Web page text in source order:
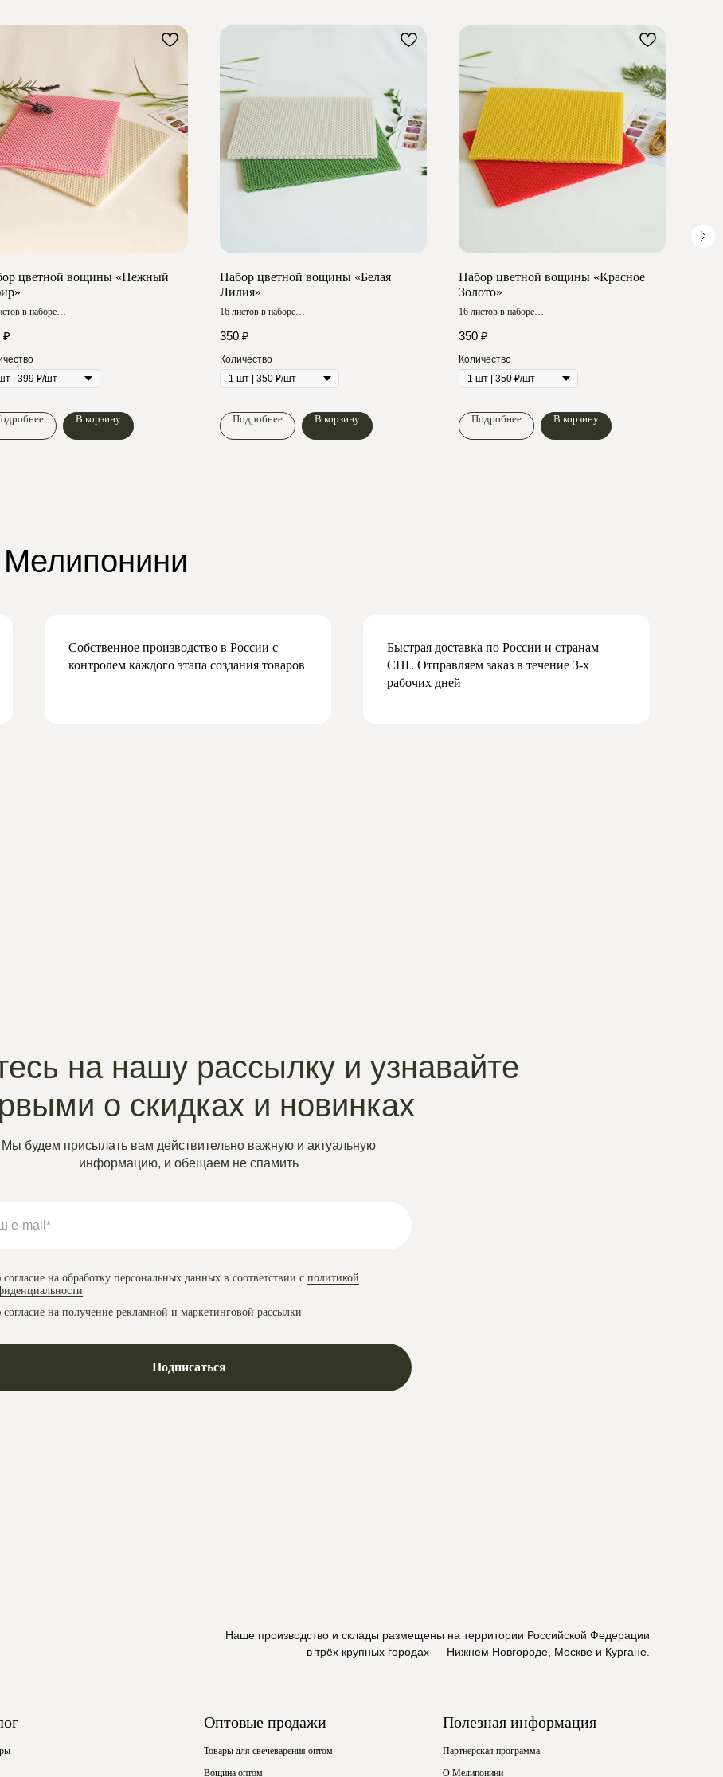
цветной вощины «Нежный
в наборе
₽
В корзину
Набор цветной вощины «Белая
Лилия»
16 листов в наборе
350 ₽
Количество
Подробнее В корзину
Набор цветной вощины «Красное
Золото»
16 листов в наборе
350 ₽
Количество
Подробнее В корзину
Собственное производство в России с
контролем каждого этапа создания товаров
Быстрая доставка по России и странам
СНГ. Отправляем заказ в течение 3-х
рабочих дней
Мы будем присылать вам действительно важную и актуальную
информацию, и обещаем не спамить
на нашу рассылку и узнавайте
о скидках и новинках
на обработку персональных данных в соответствии с политикой
на получение рекламной и маркетинговой рассылки
Подписаться
Наше производство и склады размещены на территории Российской Федерации
в трёх крупных городах — Нижнем Новгороде, Москве и Кургане.
Оптовые продажи
Товары для свечеварения оптом
Вощина оптом
Полезная информация
Партнерская программа
О Мелипонини